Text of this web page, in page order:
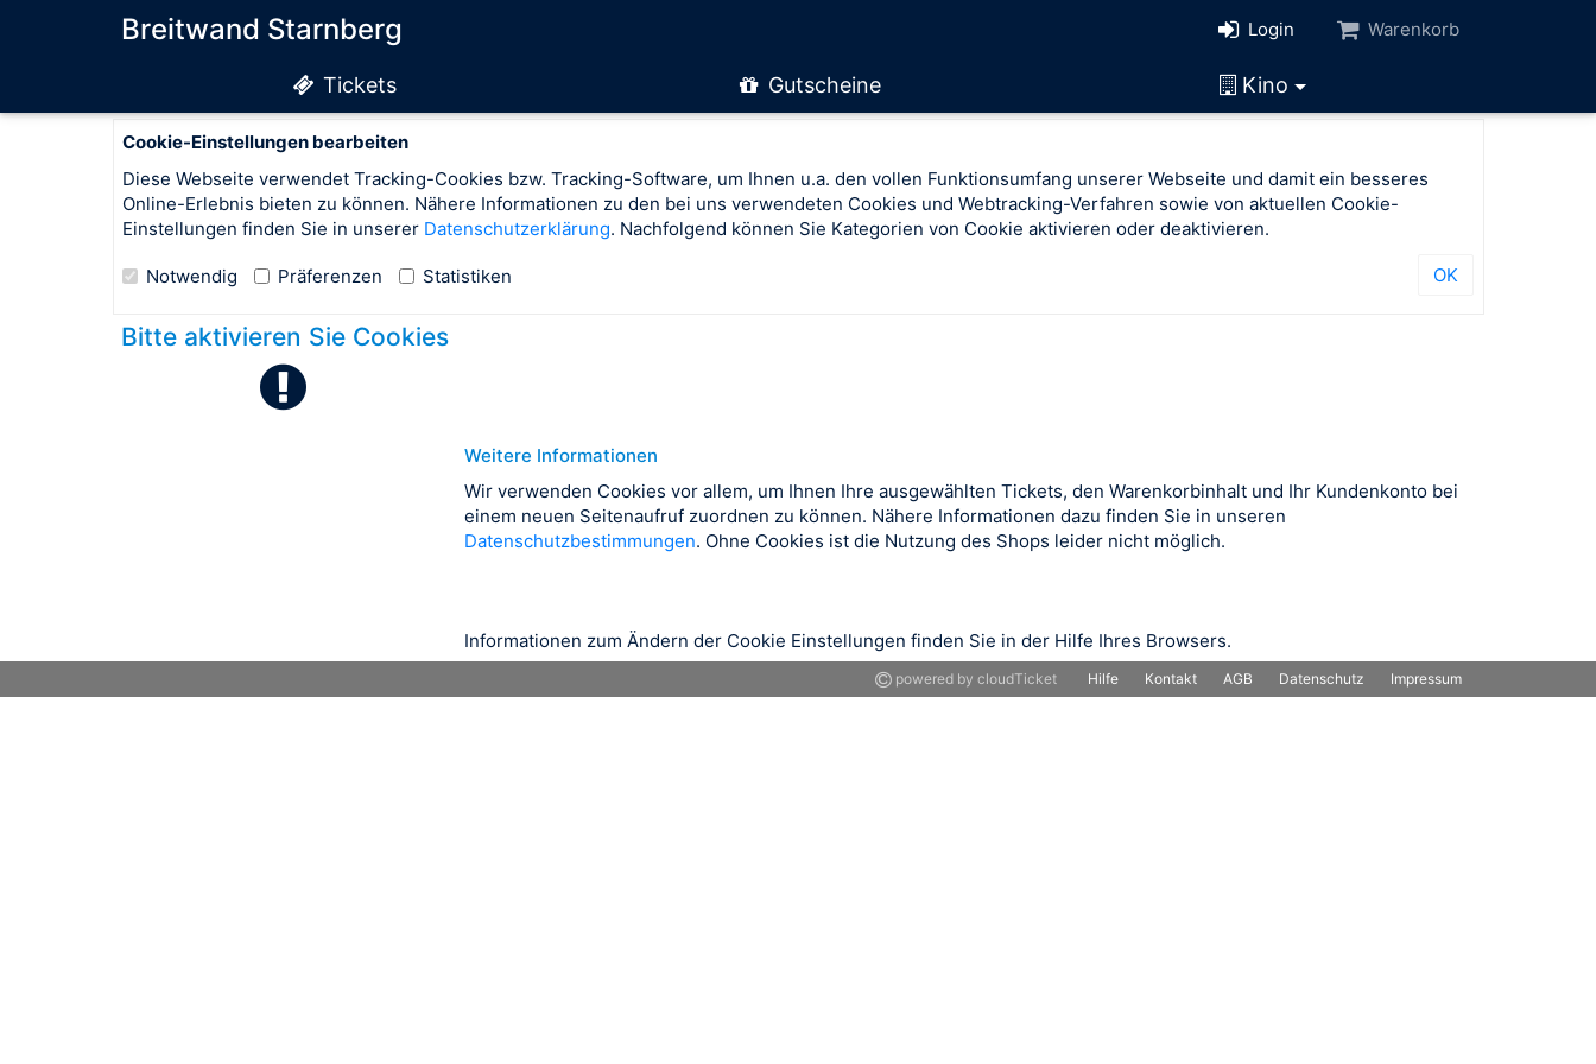
Breitwand Starnberg Login Warenkorb
Tickets Gutscheine Kino
Cookie-Einstellungen bearbeiten
Diese Webseite verwendet Tracking-Cookies bzw. Tracking-Software, um Ihnen u.a. den vollen Funktionsumfang unserer Webseite und damit ein besseres
Online-Erlebnis bieten zu können. Nähere Informationen zu den bei uns verwendeten Cookies und Webtracking-Verfahren sowie von aktuellen Cookie-
Einstellungen finden Sie in unserer Datenschutzerklärung. Nachfolgend können Sie Kategorien von Cookie aktivieren oder deaktivieren.
Notwendig Präferenzen Statistiken OK
Bitte aktivieren Sie Cookies
Weitere Informationen
Wir verwenden Cookies vor allem, um Ihnen Ihre ausgewählten Tickets, den Warenkorbinhalt und Ihr Kundenkonto bei
einem neuen Seitenaufruf zuordnen zu können. Nähere Informationen dazu finden Sie in unseren
Datenschutzbestimmungen. Ohne Cookies ist die Nutzung des Shops leider nicht möglich.
Informationen zum Ändern der Cookie Einstellungen finden Sie in der Hilfe Ihres Browsers.
powered by cloudTicket Hilfe Kontakt AGB Datenschutz Impressum